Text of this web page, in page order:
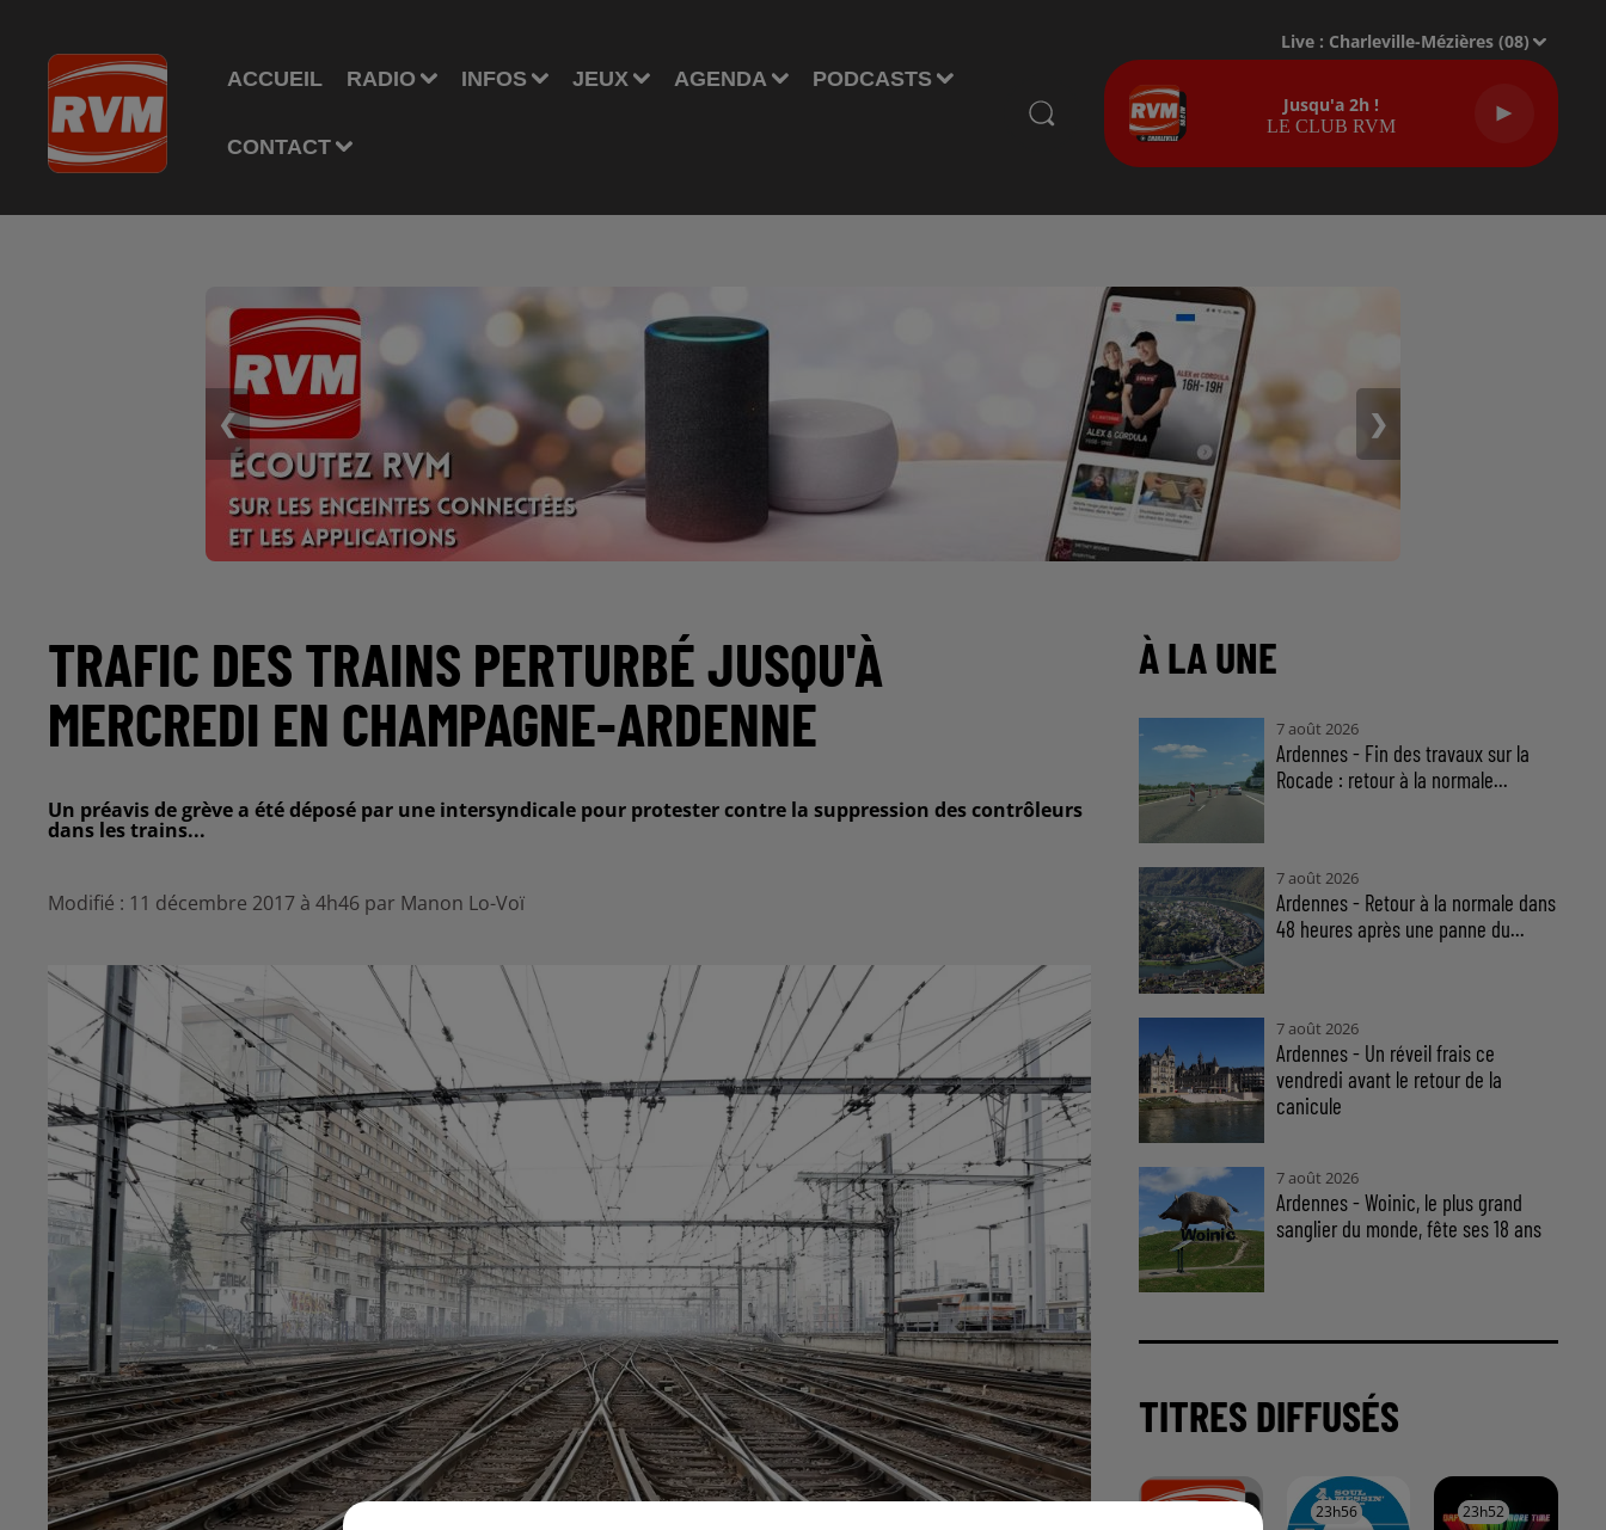
ACCUEIL RADIO INFOS JEUX AGENDA PODCASTS
CONTACT
Live : Charleville-Mézières (08)
Jusqu'a 2h !
LE CLUB RVM
❮ ❯
TRAFIC DES TRAINS PERTURBÉ JUSQU'À
MERCREDI EN CHAMPAGNE-ARDENNE
Un préavis de grève a été déposé par une intersyndicale pour protester contre la suppression des contrôleurs
dans les trains...
Modifié : 11 décembre 2017 à 4h46 par Manon Lo-Voï
À LA UNE
7 août 2026
Ardennes - Fin des travaux sur la
Rocade : retour à la normale...
7 août 2026
Ardennes - Retour à la normale dans
48 heures après une panne du...
7 août 2026
Ardennes - Un réveil frais ce
vendredi avant le retour de la
canicule
7 août 2026
Ardennes - Woinic, le plus grand
sanglier du monde, fête ses 18 ans
TITRES DIFFUSÉS
23h56
23h56 23h52
23h52